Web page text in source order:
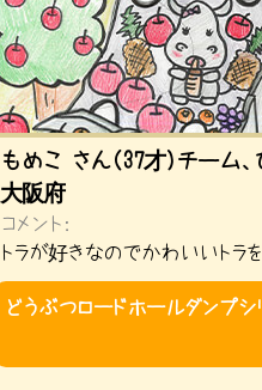
もめこ さん（37才）チーム
大阪府
コメント：
トラが好きなのでかわいいトラを
どうぶつロードホールダンプシ